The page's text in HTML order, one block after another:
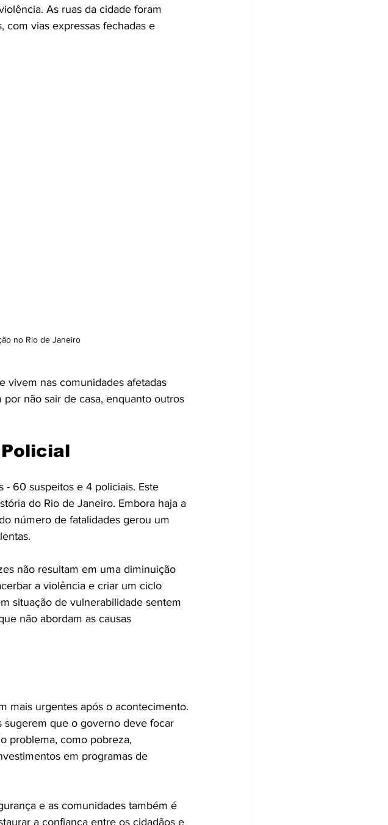
As ruas da cidade foram
com vias expressas fechadas e
no Rio de Janeiro
vivem nas comunidades afetadas
não sair de casa, enquanto outros
60 suspeitos e 4 policiais. Este
do Rio de Janeiro. Embora haja a
número de fatalidades gerou um
não resultam em uma diminuição
a violência e criar um ciclo
situação de vulnerabilidade sentem
não abordam as causas
mais urgentes após o acontecimento.
sugerem que o governo deve focar
problema, como pobreza,
em programas de
e as comunidades também é
a confiança entre os cidadãos e